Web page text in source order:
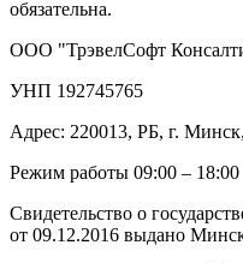
обязательна.
ООО "ТрэвелСофт
УНП 192745765
Адрес: 220013, РБ, г.
Режим работы 09:00 – 18:00
Свидетельство о
от 09.12.2016 выдано